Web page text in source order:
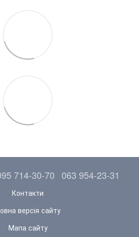
714-30-70 063 954-23-31
Контакти
версія сайту
Мапа сайту